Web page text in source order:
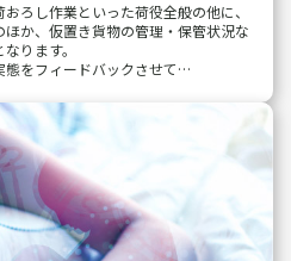
ろし作業といった荷役全般の他に、
か、仮置き貨物の管理・保管状況な
ります。
態をフィードバックさせて…